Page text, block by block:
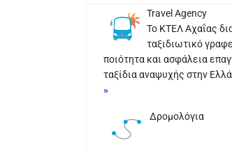
Travel Agency
Το ΚΤΕΛ Αχαΐας
ταξιδιωτικό
ποιότητα και ασφάλεια
ταξίδια αναψυχής στην
»
Δρομολόγια